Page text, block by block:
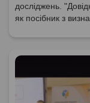
досліджень.
як посібник з